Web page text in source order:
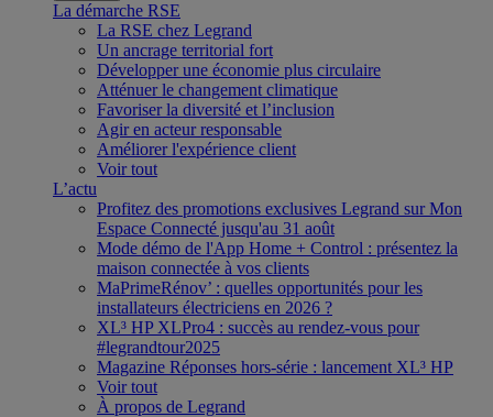
La démarche RSE
La RSE chez Legrand
Un ancrage territorial fort
Développer une économie plus circulaire
Atténuer le changement climatique
Favoriser la diversité et l’inclusion
Agir en acteur responsable
Améliorer l'expérience client
Voir tout
L’actu
Profitez des promotions exclusives Legrand sur Mon
Espace Connecté jusqu'au 31 août
Mode démo de l'App Home + Control : présentez la
maison connectée à vos clients
MaPrimeRénov’ : quelles opportunités pour les
installateurs électriciens en 2026 ?
XL³ HP XLPro4 : succès au rendez-vous pour
#legrandtour2025
Magazine Réponses hors-série : lancement XL³ HP
Voir tout
À propos de Legrand